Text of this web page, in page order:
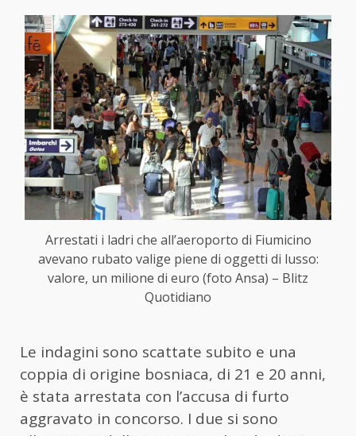
Arrestati i ladri che all’aeroporto di Fiumicino
avevano rubato valige piene di oggetti di lusso:
valore, un milione di euro (foto Ansa) – Blitz
Quotidiano
Le indagini sono scattate subito e una
coppia di origine bosniaca, di 21 e 20 anni,
è stata arrestata con l’accusa di furto
aggravato in concorso. I due si sono